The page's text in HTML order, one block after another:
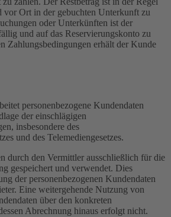
vor Ort in der gebuchten Unterkunft zu
oder Unterkünften ist der
und auf das Reservierungskonto zu
Zahlungsbedingungen erhält der Kunde
personenbezogene Kundendaten
der einschlägigen
insbesondere des
und des Telemediengesetzes.
durch den Vermittler ausschließlich für die
gespeichert und verwendet. Dies
der personenbezogenen Kundendaten
Eine weitergehende Nutzung von
über den konkreten
Abrechnung hinaus erfolgt nicht.